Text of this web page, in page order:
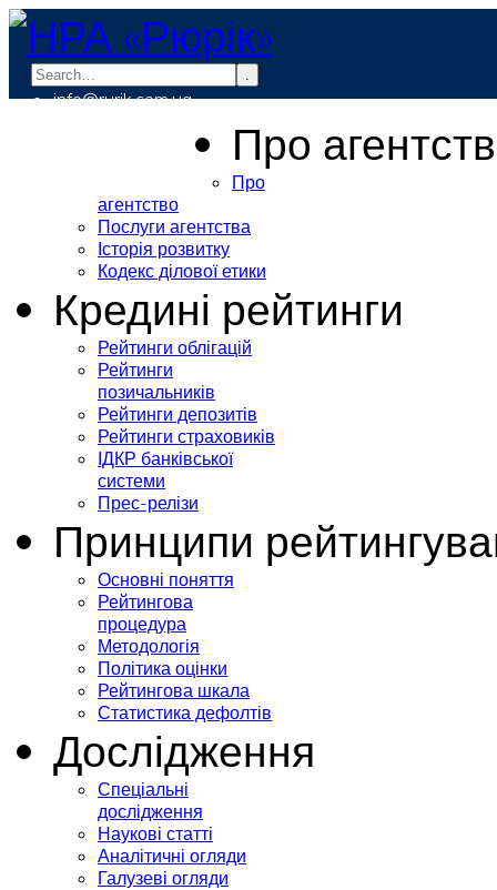
.
info@rurik.com.ua
Про
Про
агентство
Послуги агентства
Історія розвитку
Кодекс ділової етики
Кредині рейтинги
Рейтинги облігацій
Рейтинги
позичальників
Рейтинги депозитів
Рейтинги страховиків
ІДКР банківської
системи
Прес-релізи
Принципи
Основні поняття
Рейтингова
процедура
Методологія
Політика оцінки
Рейтингова шкала
Статистика дефолтів
Дослідження
Спеціальні
дослідження
Наукові статті
Аналітичні огляди
Галузеві огляди